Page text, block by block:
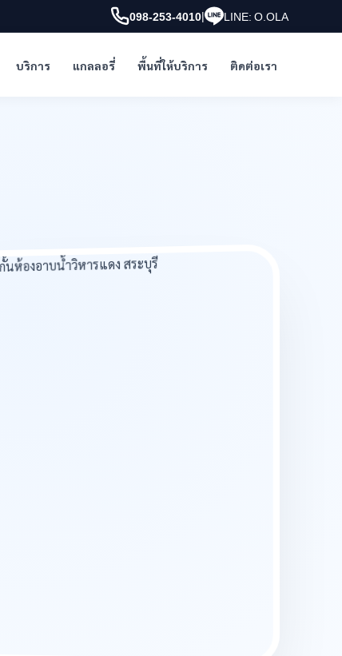
098-253-4010| LINE: O.OLA
บริการ แกลลอรี่ พื้นที่ให้บริการ ติดต่อเรา